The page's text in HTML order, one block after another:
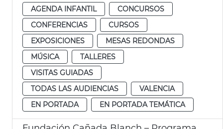
AGENDA INFANTIL
CONCURSOS
CONFERENCIAS
CURSOS
EXPOSICIONES
MESAS REDONDAS
MÚSICA
TALLERES
VISITAS GUIADAS
TODAS LAS AUDIENCIAS
VALENCIA
EN PORTADA
EN PORTADA TEMÁTICA